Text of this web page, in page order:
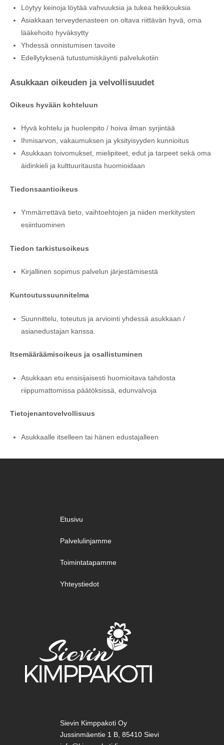
Löytyy keinoja löytää vahvuuksia ja tukea heikkouksia
Asiakkaan terveydenasteen on oltava riittävän hyvä, oma
lääkehoito hyväksytty
Yhdessä onnistumisen tavoite
Edellytyksenä tutustumiskäynti palvelukotiin
Asukkaan oikeuden ja velvollisuudet
Oikeus hyvään kohteluun
Hyvä kohtelu ja huolenpito / hoiva ilman syrjintää
Ihmisarvon, vakaumuksen ja yksityisyyden kunnioitus
Asukkaan toivomukset, mielipiteet, edut ja tarpeet sekä oma
äidinkieli ja kulttuuritausta huomioidaan
Tiedonsaantioikeus
Ymmärrettävä tieto, vaihtoehtojen ja niiden merkitysten
esiintuominen
Tiedon tarkistusoikeus
Kirjallinen sopimus palvelun järjestämisestä
Kuntoutussuunnitelma
Suunnittelu, toteutus ja arviointi yhdessä asukkaan /
asianedustajan kanssa.
Itsemääräämisoikeus ja osallistuminen
Asukkaan etu ensisijaisesti huomioitava tahdosta
riippumattomissa päätöksissä, edunvalvoja
Tietojenantovelvollisuus
Asukkaalle itselleen tai hänen edustajalleen
Etusivu
Palvelulinjamme
Toimintatapamme
Yhteystiedot
Sievin Kimppakoti Oy
Jussinmäentie 1 B, 85410 Sievi